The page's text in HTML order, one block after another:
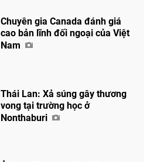
Chuyên gia Canada đánh giá
cao bản lĩnh đối ngoại của Việt
Nam
Thái Lan: Xả súng gây thương
vong tại trường học ở
Nonthaburi